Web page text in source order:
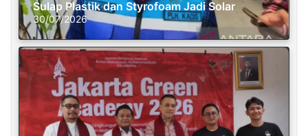
Sulap Plastik dan Styrofoam Jadi Solar
30/07/2026